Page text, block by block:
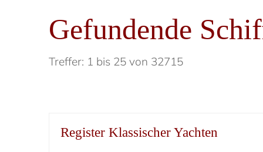
Gefundende
Treffer: 1 bis 25 von 32715
Register Klassischer Yachten